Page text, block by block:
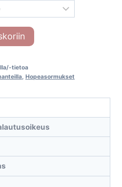
tietoa
Hopeasormukset